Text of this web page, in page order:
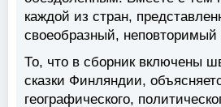
каждой из стран,
своеобразный, неповторимый
То, что в сборник включены
сказки Финляндии,
географического,